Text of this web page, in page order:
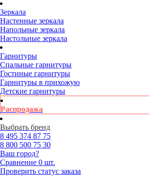
Зеркала
Настенные зеркала
Напольные зеркала
Настольные зеркала
Гарнитуры
Спальные гарнитуры
Гостиные гарнитуры
Гарнитуры в прихожую
Детские гарнитуры
Распродажа
Выбрать бренд
8 495 374 87 75
8 800 500 75 30
Ваш город?
Сравнение 0 шт.
Проверить статус заказа